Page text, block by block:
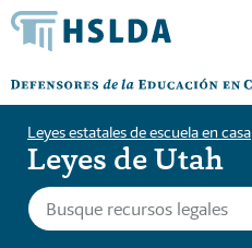
Leyes estatales de escuela en casa
Leyes de Utah